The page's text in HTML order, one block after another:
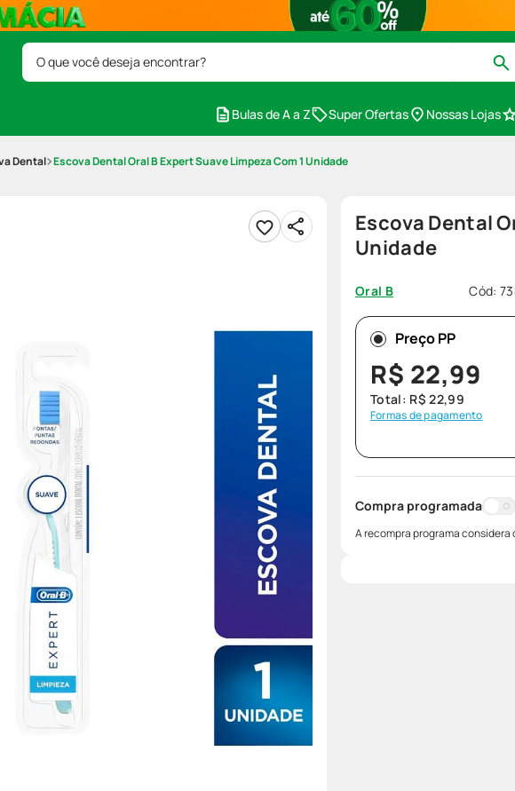
O que você deseja encontrar?
Bulas de A a Z Super Ofertas Nossas Lojas
Dental Escova Dental Oral B Expert Suave Limpeza Com 1 Unidade
Escova Dental
Unidade
Oral B Cód:
Preço PP
R$ 22,99
Total: R$ 22,99
Formas de pagamento
Compra programada
A recompra programa considera